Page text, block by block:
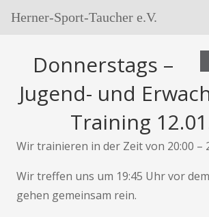
Herner-Sport-Taucher e.V.
Donnerstags –
Jugend- und
Training
Wir trainieren in der Zeit von 20:00 –
Wir treffen uns um 19:45 Uhr vor
gehen gemeinsam rein.